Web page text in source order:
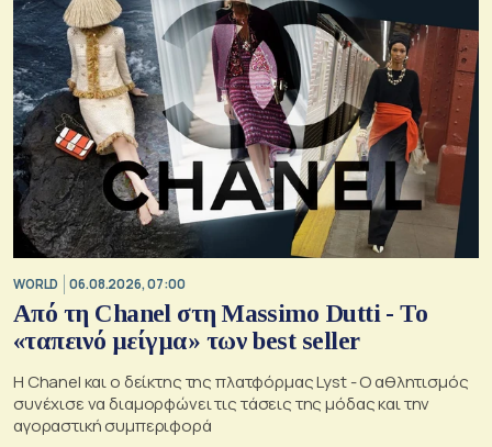
WORLD 06.08.2026, 07:00
Από τη Chanel στη Massimo Dutti - Το
«ταπεινό μείγμα» των best seller
Η Chanel και ο δείκτης της πλατφόρμας Lyst - Ο αθλητισμός
συνέχισε να διαμορφώνει τις τάσεις της μόδας και την
αγοραστική συμπεριφορά